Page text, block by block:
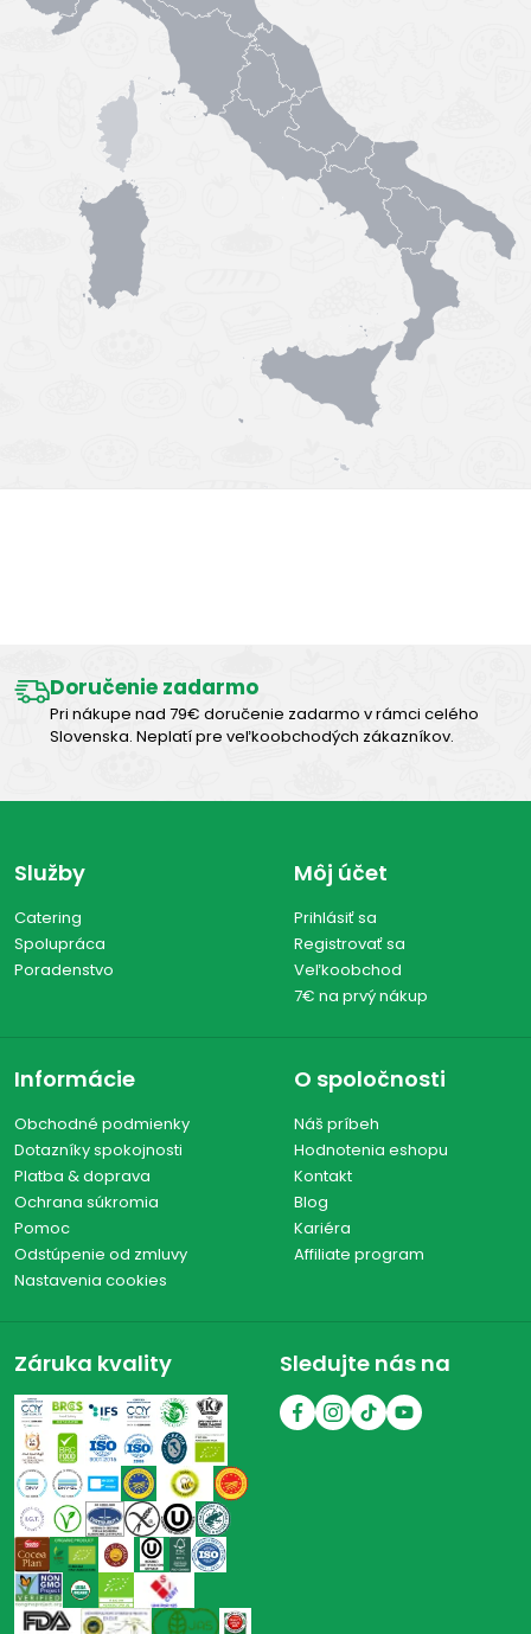
Doručenie zadarmo
Pri nákupe nad 79€ doručenie zadarmo v rámci celého
Slovenska. Neplatí pre veľkoobchodých zákazníkov.
Služby
Catering
Spolupráca
Poradenstvo
Môj účet
Prihlásiť sa
Registrovať sa
Veľkoobchod
7€ na prvý nákup
Informácie
Obchodné podmienky
Dotazníky spokojnosti
Platba & doprava
Ochrana súkromia
Pomoc
Odstúpenie od zmluvy
Nastavenia cookies
O spoločnosti
Náš príbeh
Hodnotenia eshopu
Kontakt
Blog
Kariéra
Affiliate program
Záruka kvality Sledujte nás na